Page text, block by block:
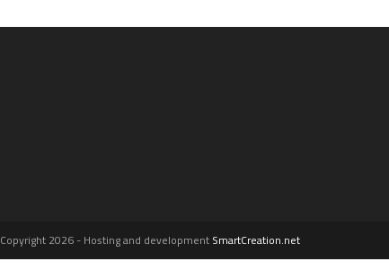
Copyright 2026 - Hosting and developmentSmartCreation.net